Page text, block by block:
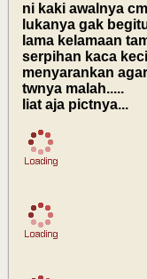
ni kaki awalnya
lukanya gak
lama kelamaan
serpihan kaca
menyarankan
twnya malah.....
liat aja pictnya...